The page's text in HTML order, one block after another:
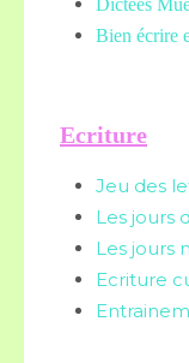
Dictées
Bien écrire
Ecriture
Jeu des
Les jours
Les jours
Ecriture